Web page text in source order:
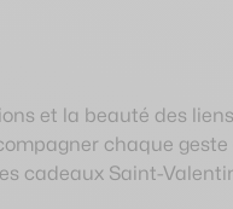
et la beauté des
chaque
cadeaux Saint-